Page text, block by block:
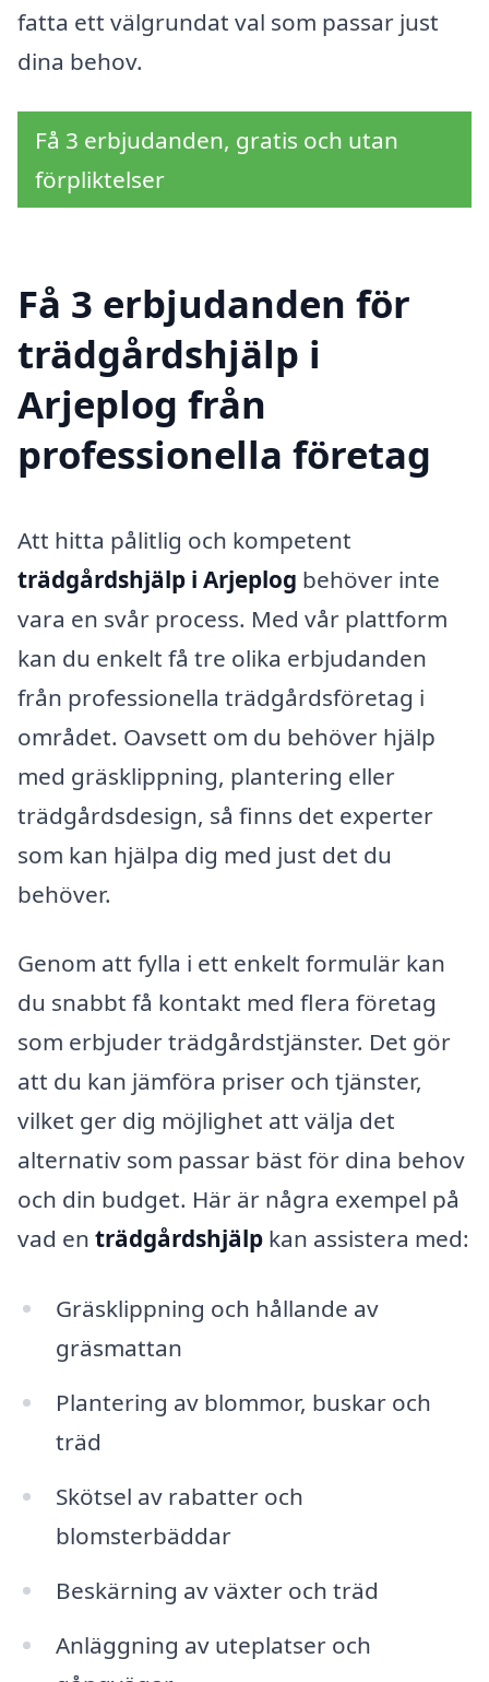
fatta ett välgrundat val som passar just
dina behov.
Få 3 erbjudanden, gratis och utan
förpliktelser
Få 3 erbjudanden för
trädgårdshjälp i
Arjeplog från
professionella företag
Att hitta pålitlig och kompetent
trädgårdshjälp i Arjeplog behöver inte
vara en svår process. Med vår plattform
kan du enkelt få tre olika erbjudanden
från professionella trädgårdsföretag i
området. Oavsett om du behöver hjälp
med gräsklippning, plantering eller
trädgårdsdesign, så finns det experter
som kan hjälpa dig med just det du
behöver.
Genom att fylla i ett enkelt formulär kan
du snabbt få kontakt med flera företag
som erbjuder trädgårdstjänster. Det gör
att du kan jämföra priser och tjänster,
vilket ger dig möjlighet att välja det
alternativ som passar bäst för dina behov
och din budget. Här är några exempel på
vad en trädgårdshjälp kan assistera med:
Gräsklippning och hållande av
gräsmattan
Plantering av blommor, buskar och
träd
Skötsel av rabatter och
blomsterbäddar
Beskärning av växter och träd
Anläggning av uteplatser och